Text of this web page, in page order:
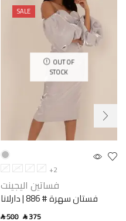
SALE
OUT OF
STOCK
XS XXL S M +2
فساتين اليجينت
فستان سهرة # 886 | دارلانا
SAR500 SAR375